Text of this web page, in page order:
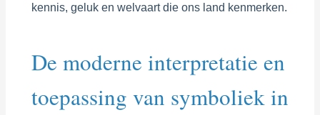
kennis, geluk en welvaart die ons land kenmerken.
De moderne interpretatie en
toepassing van symboliek in